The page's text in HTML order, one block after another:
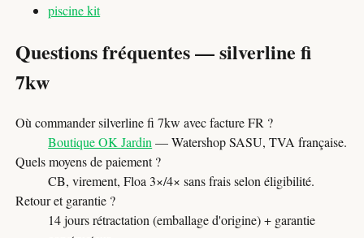
piscine kit
Questions fréquentes — silverline fi
7kw
Où commander silverline fi 7kw avec facture FR ?
Boutique OK Jardin — Watershop SASU, TVA française.
Quels moyens de paiement ?
CB, virement, Floa 3×/4× sans frais selon éligibilité.
Retour et garantie ?
14 jours rétractation (emballage d'origine) + garantie